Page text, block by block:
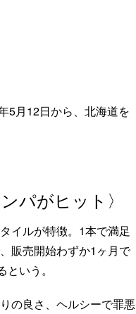
5月12日から、北海道を
パがヒット〉
イルが特徴。1本で満足
販売開始わずか1ヶ月で
いう。
の良さ、ヘルシーで罪悪